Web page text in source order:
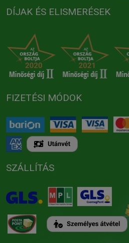
DÍJAK ÉS ELISMERÉSEK
FIZETÉSI MÓDOK
SZÁLLÍTÁS